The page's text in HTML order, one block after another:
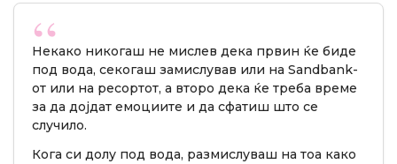
Некако никогаш не мислев дека првин ќе биде
под вода, секогаш замислував или на Sandbank-
от или на ресортот, а второ дека ќе треба време
за да дојдат емоциите и да сфатиш што се
случило.
Кога си долу под вода, размислуваш на тоа како